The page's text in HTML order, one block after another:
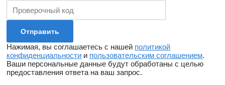
Нажимая, вы соглашаетесь с нашей политикой
конфиденциальности и пользовательским соглашением.
Ваши персональные данные будут обработаны с целью
предоставления ответа на ваш запрос.